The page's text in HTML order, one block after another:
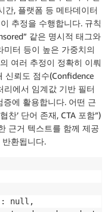
간, 플랫폼 등 메타데이터
추정을 수행합니다. 규칙
같은 명시적 태그와
터 등이 높은 가중치의
여러 추정이 정확히 이뤄
신뢰도 점수(Confidence
리에서 임계값 기반 필터
에 활용합니다. 어떤 근
찬’ 단어 존재, CTA 포함”)
근거 텍스트를 함께 제공
환됩니다.
null,